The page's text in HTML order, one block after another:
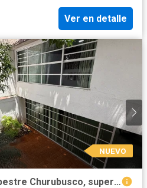
Ver en detalle
NUEVO
Casa en Venta en Campestre Churubusco, super ubicación!